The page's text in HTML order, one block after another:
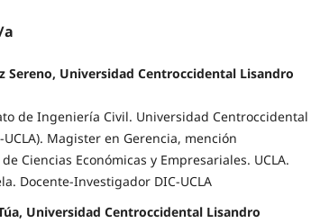
a
Sereno, Universidad Centroccidental Lisandro
de Ingeniería Civil. Universidad Centroccidental
Magister en Gerencia, mención
Ciencias Económicas y Empresariales. UCLA.
Docente-Investigador DIC-UCLA
Universidad Centroccidental Lisandro